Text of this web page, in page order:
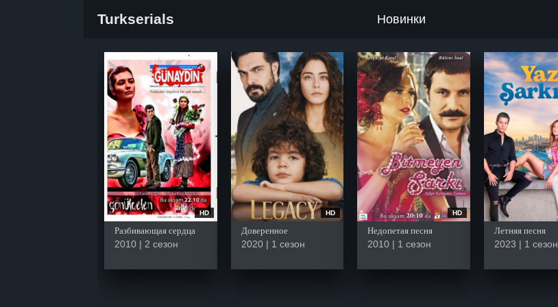
Turkserials Новинки
HD
Разбивающая сердца
2010 | 2 сезон
HD
Доверенное
2020 | 1 сезон
HD
Недопетая песня
2010 | 1 сезон
Летняя песня
2023 | 1 сезон